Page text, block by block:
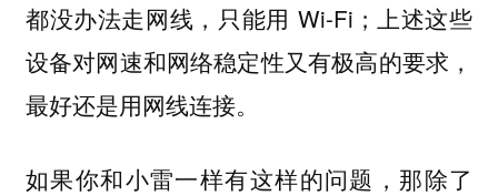
都没办法走网线，只能用 Wi-Fi；上述这些
设备对网速和网络稳定性又有极高的要求，
最好还是用网线连接。
如果你和小雷一样有这样的问题，那除了